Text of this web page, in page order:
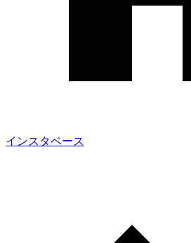
インスタベース